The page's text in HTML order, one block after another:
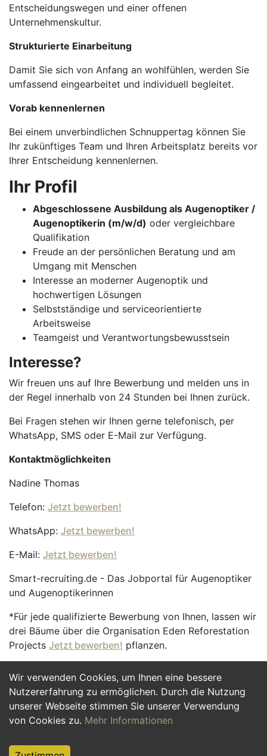
Wir verwenden Cookies, um Ihnen eine bessere
Nutzererfahrung zu ermöglichen. Durch die Nutzung
unserer Webseite stimmen Sie unserer Verwendung
von Cookies zu. Mehr Informationen
Entscheidungswegen und einer offenen
Unternehmenskultur.
Strukturierte Einarbeitung
Damit Sie sich von Anfang an wohlfühlen, werden Sie
umfassend eingearbeitet und individuell begleitet.
Vorab kennenlernen
Bei einem unverbindlichen Schnuppertag können Sie
Ihr zukünftiges Team und Ihren Arbeitsplatz bereits vor
Ihrer Entscheidung kennenlernen.
Ihr Profil
Abgeschlossene Ausbildung als Augenoptiker /
Augenoptikerin (m/w/d) oder vergleichbare
Qualifikation
Freude an der persönlichen Beratung und am
Umgang mit Menschen
Interesse an moderner Augenoptik und
hochwertigen Lösungen
Selbstständige und serviceorientierte
Arbeitsweise
Teamgeist und Verantwortungsbewusstsein
Interesse?
Wir freuen uns auf Ihre Bewerbung und melden uns in
der Regel innerhalb von 24 Stunden bei Ihnen zurück.
Bei Fragen stehen wir Ihnen gerne telefonisch, per
WhatsApp, SMS oder E-Mail zur Verfügung.
Kontaktmöglichkeiten
Nadine Thomas
Telefon: Jetzt bewerben!
WhatsApp: Jetzt bewerben!
E-Mail: Jetzt bewerben!
Smart-recruiting.de - Das Jobportal für Augenoptiker
und Augenoptikerinnen
*Für jede qualifizierte Bewerbung von Ihnen, lassen wir
drei Bäume über die Organisation Eden Reforestation
Projects Jetzt bewerben! pflanzen.
Jetzt Bewerben